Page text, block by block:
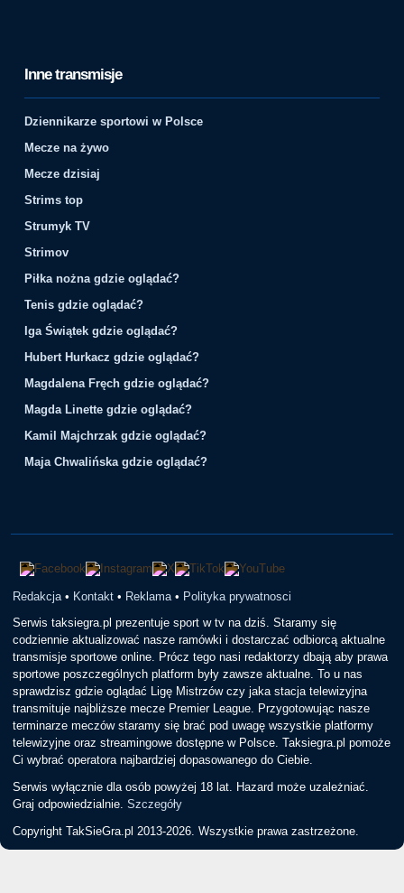
Inne transmisje
Dziennikarze sportowi w Polsce
Mecze na żywo
Mecze dzisiaj
Strims top
Strumyk TV
Strimov
Piłka nożna gdzie oglądać?
Tenis gdzie oglądać?
Iga Świątek gdzie oglądać?
Hubert Hurkacz gdzie oglądać?
Magdalena Fręch gdzie oglądać?
Magda Linette gdzie oglądać?
Kamil Majchrzak gdzie oglądać?
Maja Chwalińska gdzie oglądać?
Redakcja • Kontakt • Reklama • Polityka prywatnosci
Serwis taksiegra.pl prezentuje sport w tv na dziś. Staramy się
codziennie aktualizować nasze ramówki i dostarczać odbiorcą aktualne
transmisje sportowe online. Prócz tego nasi redaktorzy dbają aby prawa
sportowe poszczególnych platform były zawsze aktualne. To u nas
sprawdzisz gdzie oglądać Ligę Mistrzów czy jaka stacja telewizyjna
transmituje najbliższe mecze Premier League. Przygotowując nasze
terminarze meczów staramy się brać pod uwagę wszystkie platformy
telewizyjne oraz streamingowe dostępne w Polsce. Taksiegra.pl pomoże
Ci wybrać operatora najbardziej dopasowanego do Ciebie.
Serwis wyłącznie dla osób powyżej 18 lat. Hazard może uzależniać.
Graj odpowiedzialnie.Szczegóły
Copyright TakSieGra.pl 2013-2026. Wszystkie prawa zastrzeżone.